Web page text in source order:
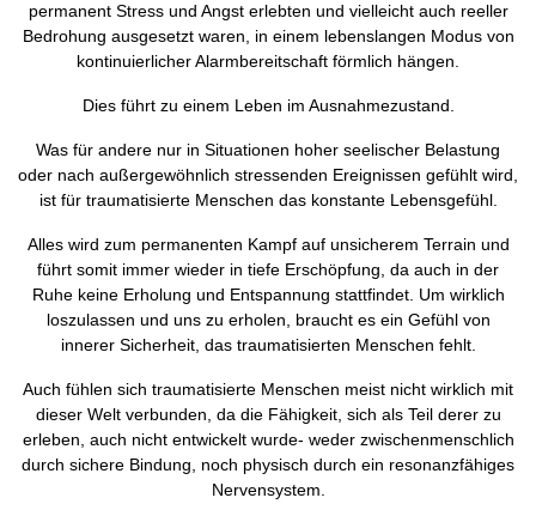
permanent Stress und Angst erlebten und vielleicht auch reeller
Bedrohung ausgesetzt waren, in einem lebenslangen Modus von
kontinuierlicher Alarmbereitschaft förmlich hängen.
Dies führt zu einem Leben im Ausnahmezustand.
Was für andere nur in Situationen hoher seelischer Belastung
oder nach außergewöhnlich stressenden Ereignissen gefühlt wird,
ist für traumatisierte Menschen das konstante Lebensgefühl.
Alles wird zum permanenten Kampf auf unsicherem Terrain und
führt somit immer wieder in tiefe Erschöpfung, da auch in der
Ruhe keine Erholung und Entspannung stattfindet. Um wirklich
loszulassen und uns zu erholen, braucht es ein Gefühl von
innerer Sicherheit, das traumatisierten Menschen fehlt.
Auch fühlen sich traumatisierte Menschen meist nicht wirklich mit
dieser Welt verbunden, da die Fähigkeit, sich als Teil derer zu
erleben, auch nicht entwickelt wurde- weder zwischenmenschlich
durch sichere Bindung, noch physisch durch ein resonanzfähiges
Nervensystem.